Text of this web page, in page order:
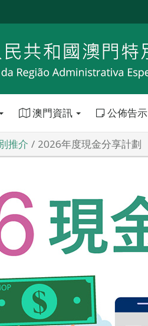
澳門資訊 公佈告示
推介 2026年度現金分享計劃